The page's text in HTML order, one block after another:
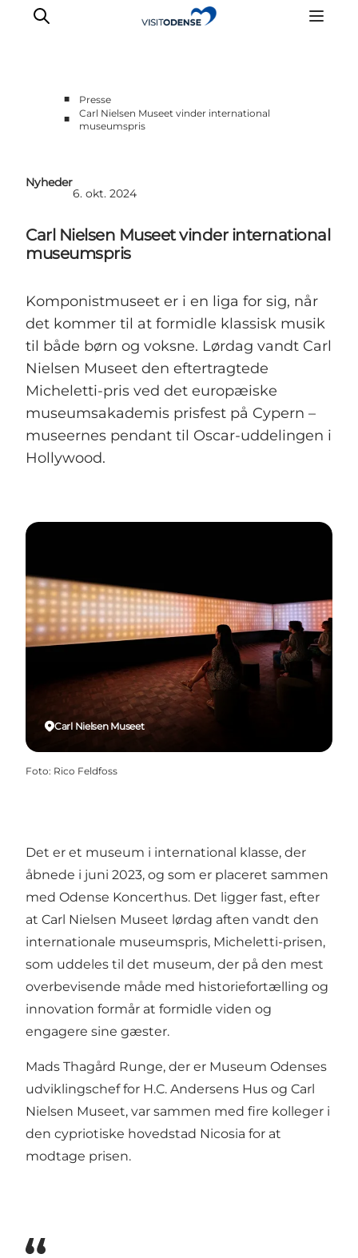
■
Presse
■
Carl Nielsen Museet vinder international
museumspris
Nyheder
6. okt. 2024
Carl Nielsen Museet vinder international
museumspris
Komponistmuseet er i en liga for sig, når
det kommer til at formidle klassisk musik
til både børn og voksne. Lørdag vandt Carl
Nielsen Museet den eftertragtede
Micheletti-pris ved det europæiske
museumsakademis prisfest på Cypern –
museernes pendant til Oscar-uddelingen i
Hollywood.
Carl Nielsen Museet
Foto: Rico Feldfoss
Det er et museum i international klasse, der
åbnede i juni 2023, og som er placeret sammen
med Odense Koncerthus. Det ligger fast, efter
at Carl Nielsen Museet lørdag aften vandt den
internationale museumspris, Micheletti-prisen,
som uddeles til det museum, der på den mest
overbevisende måde med historiefortælling og
innovation formår at formidle viden og
engagere sine gæster.
Mads Thagård Runge, der er Museum Odenses
udviklingschef for H.C. Andersens Hus og Carl
Nielsen Museet, var sammen med fire kolleger i
den cypriotiske hovedstad Nicosia for at
modtage prisen.